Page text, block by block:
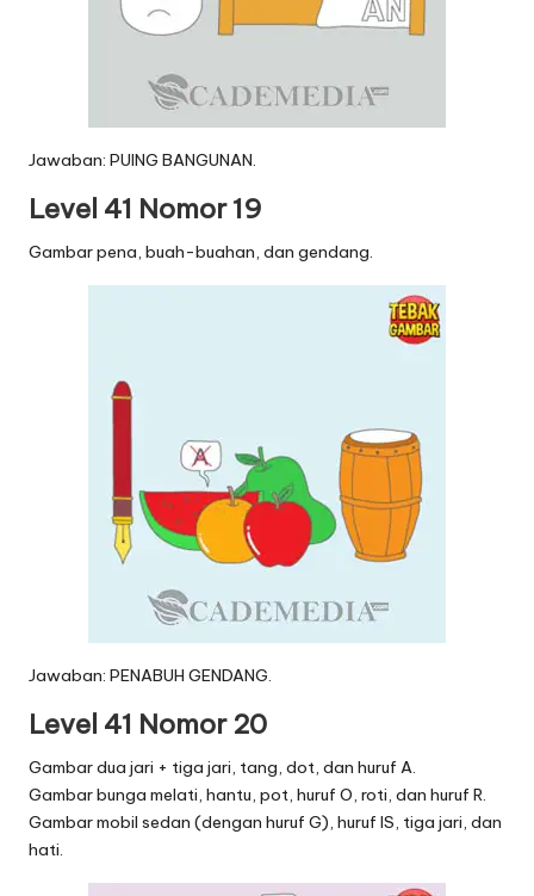
Jawaban: PUING BANGUNAN.
Level 41 Nomor 19
Gambar pena, buah-buahan, dan gendang.
Jawaban: PENABUH GENDANG.
Level 41 Nomor 20
Gambar dua jari + tiga jari, tang, dot, dan huruf A.
Gambar bunga melati, hantu, pot, huruf O, roti, dan huruf R.
Gambar mobil sedan (dengan huruf G), huruf IS, tiga jari, dan
hati.